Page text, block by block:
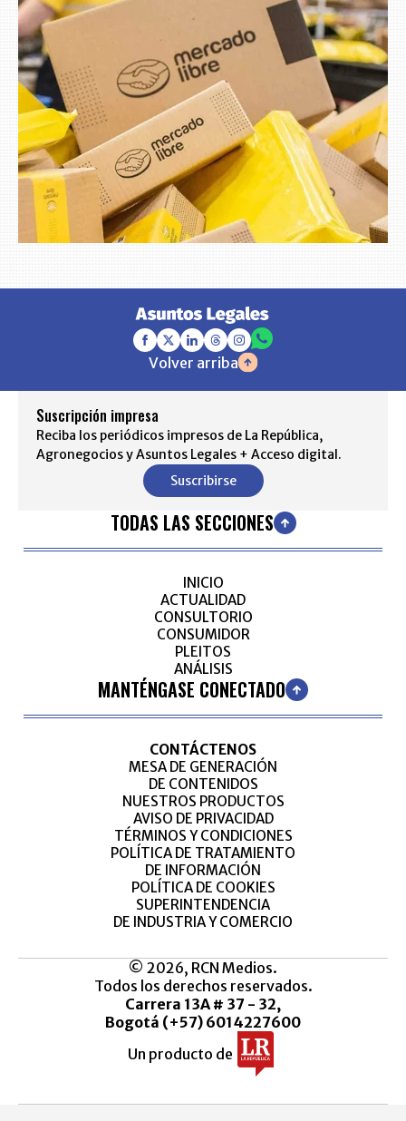
Volver arriba
Suscripción impresa
Reciba los periódicos impresos de La República,
Agronegocios y Asuntos Legales + Acceso digital.
Suscribirse
TODAS LAS SECCIONES
INICIO
ACTUALIDAD
CONSULTORIO
CONSUMIDOR
PLEITOS
ANÁLISIS
MANTÉNGASE CONECTADO
CONTÁCTENOS
MESA DE GENERACIÓN
DE CONTENIDOS
NUESTROS PRODUCTOS
AVISO DE PRIVACIDAD
TÉRMINOS Y CONDICIONES
POLÍTICA DE TRATAMIENTO
DE INFORMACIÓN
POLÍTICA DE COOKIES
SUPERINTENDENCIA
DE INDUSTRIA Y COMERCIO
© 2026, RCN Medios.
Todos los derechos reservados.
Carrera 13A # 37 - 32,
Bogotá (+57) 6014227600
Un producto de